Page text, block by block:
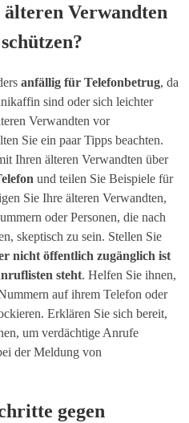
Verwandten
anfällig für Telefonbetrug, da
sind oder sich leichter
Verwandten vor
Sie ein paar Tipps beachten.
Ihren älteren Verwandten über
und teilen Sie Beispiele für
Sie Ihre älteren Verwandten,
oder Personen, die nach
skeptisch zu sein. Stellen Sie
nicht öffentlich zugänglich ist
steht. Helfen Sie ihnen,
auf ihrem Telefon oder
Erklären Sie sich bereit,
um verdächtige Anrufe
der Meldung von
gegen